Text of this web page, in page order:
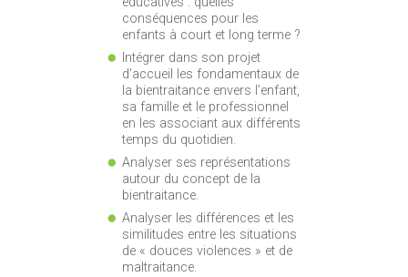
conséquences pour les
enfants à court et long terme ?
Intégrer dans son projet
d’accueil les fondamentaux de
la bientraitance envers l’enfant,
sa famille et le professionnel
en les associant aux différents
temps du quotidien.
Analyser ses représentations
autour du concept de la
bientraitance.
Analyser les différences et les
similitudes entre les situations
de « douces violences » et de
maltraitance.